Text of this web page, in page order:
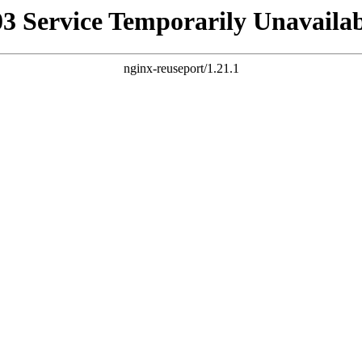
Service Temporarily
nginx-reuseport/1.21.1